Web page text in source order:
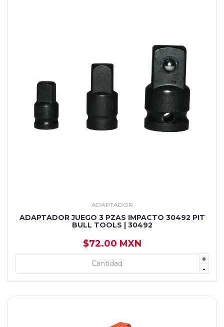
ADAPTADOR
ADAPTADOR JUEGO 3 PZAS IMPACTO 30492 PIT
BULL TOOLS | 30492
$72.00 MXN
+
-
+ AGREGAR